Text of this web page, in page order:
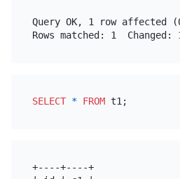
Query OK, 1 row affected
SELECT * FROM
+----+----+